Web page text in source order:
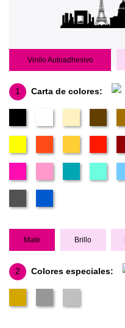
Vinilo Autoadhesivo
1 Carta de colores:
Mate Brillo
2 Colores especiales: